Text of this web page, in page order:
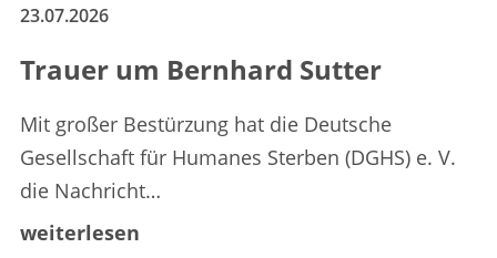
23.07.2026
Trauer um Bernhard Sutter
Mit großer Bestürzung hat die Deutsche
Gesellschaft für Humanes Sterben (DGHS) e. V.
die Nachricht…
weiterlesen